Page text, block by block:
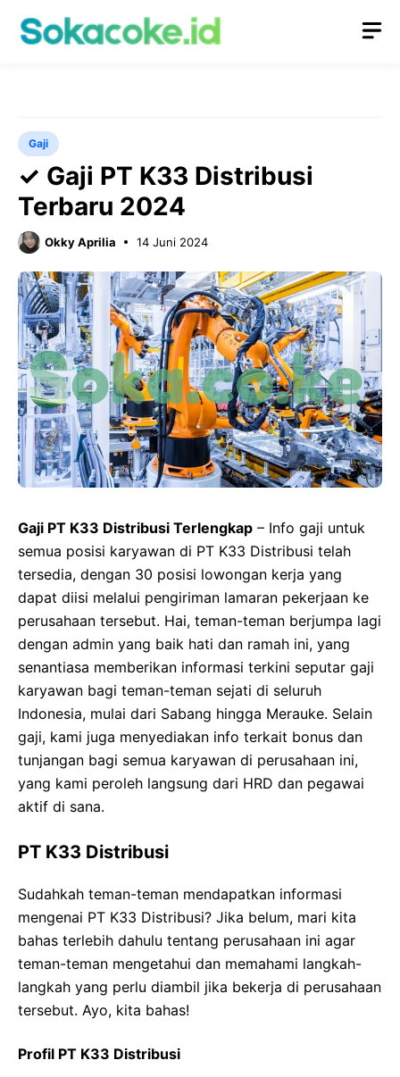
Gaji
✓ Gaji PT K33 Distribusi
Terbaru 2024
Okky Aprilia 14 Juni 2024
Gaji PT K33 Distribusi Terlengkap – Info gaji untuk
semua posisi karyawan di PT K33 Distribusi telah
tersedia, dengan 30 posisi lowongan kerja yang
dapat diisi melalui pengiriman lamaran pekerjaan ke
perusahaan tersebut. Hai, teman-teman berjumpa lagi
dengan admin yang baik hati dan ramah ini, yang
senantiasa memberikan informasi terkini seputar gaji
karyawan bagi teman-teman sejati di seluruh
Indonesia, mulai dari Sabang hingga Merauke. Selain
gaji, kami juga menyediakan info terkait bonus dan
tunjangan bagi semua karyawan di perusahaan ini,
yang kami peroleh langsung dari HRD dan pegawai
aktif di sana.
PT K33 Distribusi
Sudahkah teman-teman mendapatkan informasi
mengenai PT K33 Distribusi? Jika belum, mari kita
bahas terlebih dahulu tentang perusahaan ini agar
teman-teman mengetahui dan memahami langkah-
langkah yang perlu diambil jika bekerja di perusahaan
tersebut. Ayo, kita bahas!
Profil PT K33 Distribusi